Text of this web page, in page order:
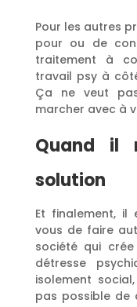
Pour les autres
pour ou de
traitement à
travail psy à
Ça ne veut
marcher avec à
Quand il
solution
Et finalement, il
vous de faire
société qui
détresse
isolement
pas possible de